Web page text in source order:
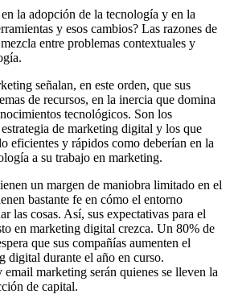
la adopción de la tecnología y en la
y esos cambios? Las razones de
entre problemas contextuales y
señalan, en este orden, que sus
de recursos, en la inercia que domina
tecnológicos. Son los
de marketing digital y los que
eficientes y rápidos como deberían en la
a su trabajo en marketing.
un margen de maniobra limitado en el
bastante fe en cómo el entorno
las cosas. Así, sus expectativas para el
en marketing digital crezca. Un 80% de
que sus compañías aumenten el
digital durante el año en curso.
marketing serán quienes se lleven la
de capital.